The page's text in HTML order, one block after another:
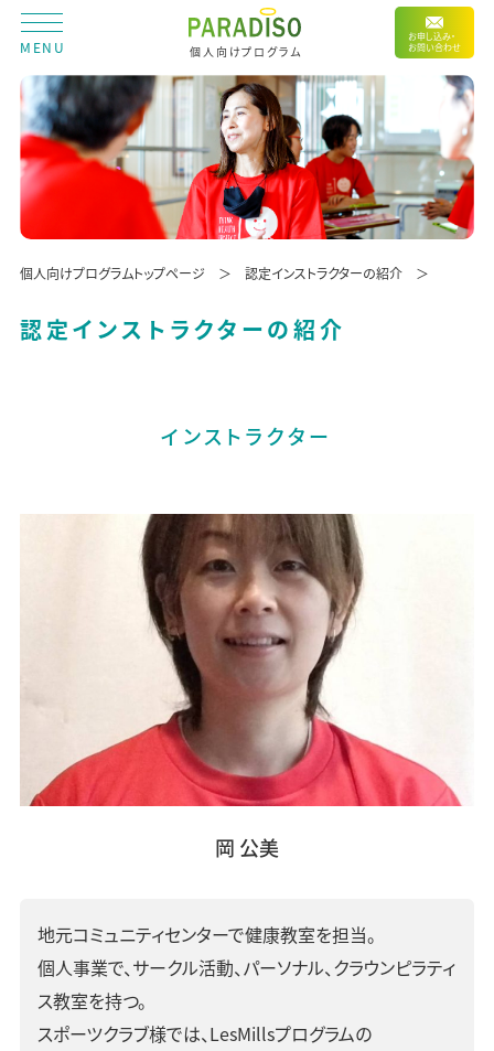
MENU 個人向けプログラム
お申し込み・
お問い合わせ
個人向けプログラムトップページ 認定インストラクターの紹介
認定インストラクターの紹介
インストラクター
岡 公美
地元コミュニティセンターで健康教室を担当。
個人事業で、サークル活動、パーソナル、クラウンピラティ
ス教室を持つ。
スポーツクラブ様では、LesMillsプログラムの